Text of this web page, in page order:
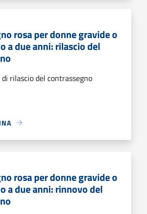
rosa per donne gravide o
a due anni: rilascio del
rilascio del contrassegno
rosa per donne gravide o
a due anni: rinnovo del